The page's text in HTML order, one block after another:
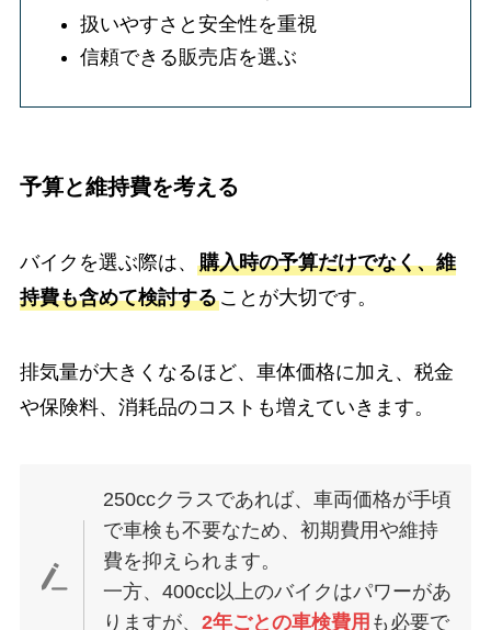
扱いやすさと安全性を重視
信頼できる販売店を選ぶ
予算と維持費を考える
バイクを選ぶ際は、 購入時の予算だけでなく、維
持費も含めて検討することが大切です。
排気量が大きくなるほど、車体価格に加え、税金
や保険料、消耗品のコストも増えていきます。
250ccクラスであれば、車両価格が手頃
で車検も不要なため、初期費用や維持
費を抑えられます。
一方、400cc以上のバイクはパワーがあ
りますが、2年ごとの車検費用 も必要で